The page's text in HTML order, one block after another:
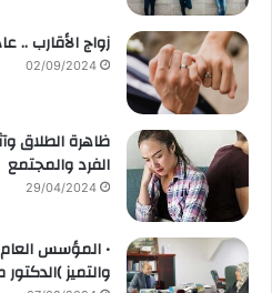
زواج الأقارب ..
02/09/2024
ظاهرة الطلاق
الفرد والمجتمع
29/04/2024
• المؤسس العام
والتميز